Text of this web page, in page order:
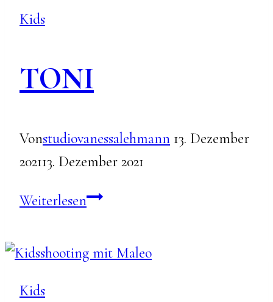
Kids
TONI
Vonstudiovanessalehmann 13. Dezember
202113. Dezember 2021
WeiterlesenTONI
Kids